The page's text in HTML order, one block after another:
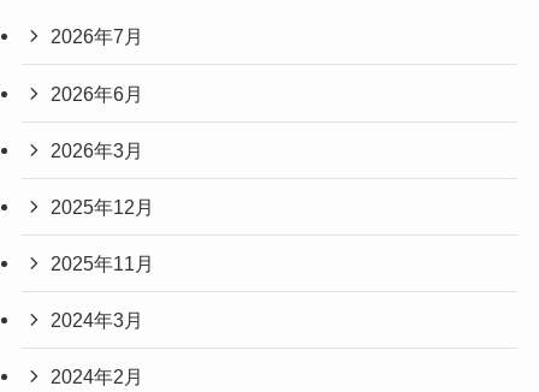
2026年7月
2026年6月
2026年3月
2025年12月
2025年11月
2024年3月
2024年2月